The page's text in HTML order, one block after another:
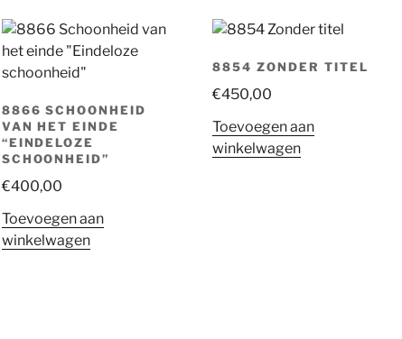
8866 SCHOONHEID
VAN HET EINDE
“EINDELOZE
SCHOONHEID”
€400,00
Toevoegen aan
winkelwagen
8854 ZONDER TITEL
€450,00
Toevoegen aan
winkelwagen